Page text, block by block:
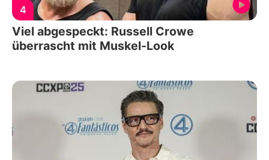
4
Viel abgespeckt: Russell Crowe
überrascht mit Muskel-Look